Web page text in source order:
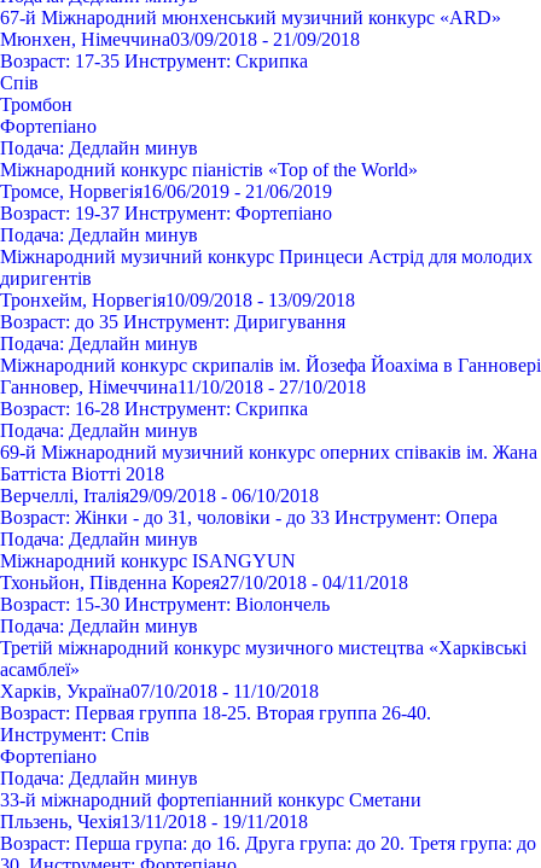
67-й Міжнародний мюнхенський музичний конкурс «ARD»
Мюнхен, Німеччина03/09/2018 - 21/09/2018
Возраст: 17-35 Инструмент: Cкрипка
Спів
Тромбон
Фортепіано
Подача: Дедлайн минув
Міжнародний конкурс піаністів «Top of the World»
Тромсе, Норвегія16/06/2019 - 21/06/2019
Возраст: 19-37 Инструмент: Фортепіано
Подача: Дедлайн минув
Міжнародний музичний конкурс Принцеси Астрід для молодих
диригентів
Тронхейм, Норвегія10/09/2018 - 13/09/2018
Возраст: до 35 Инструмент: Диригування
Подача: Дедлайн минув
Міжнародний конкурс скрипалів ім. Йозефа Йоахіма в Ганновері
Ганновер, Німеччина11/10/2018 - 27/10/2018
Возраст: 16-28 Инструмент: Cкрипка
Подача: Дедлайн минув
69-й Міжнародний музичний конкурс оперних співаків ім. Жана
Баттіста Віотті 2018
Верчеллі, Італія29/09/2018 - 06/10/2018
Возраст: Жінки - до 31, чоловіки - до 33 Инструмент: Опера
Подача: Дедлайн минув
Міжнародний конкурс ISANGYUN
Тхоньйон, Південна Корея27/10/2018 - 04/11/2018
Возраст: 15-30 Инструмент: Віолончель
Подача: Дедлайн минув
Третій міжнародний конкурс музичного мистецтва «Харківські
асамблеї»
Харків, Україна07/10/2018 - 11/10/2018
Возраст: Первая группа 18-25. Вторая группа 26-40.
Инструмент: Спів
Фортепіано
Подача: Дедлайн минув
33-й міжнародний фортепіанний конкурс Сметани
Пльзень, Чехія13/11/2018 - 19/11/2018
Возраст: Перша група: до 16. Друга група: до 20. Третя група: до